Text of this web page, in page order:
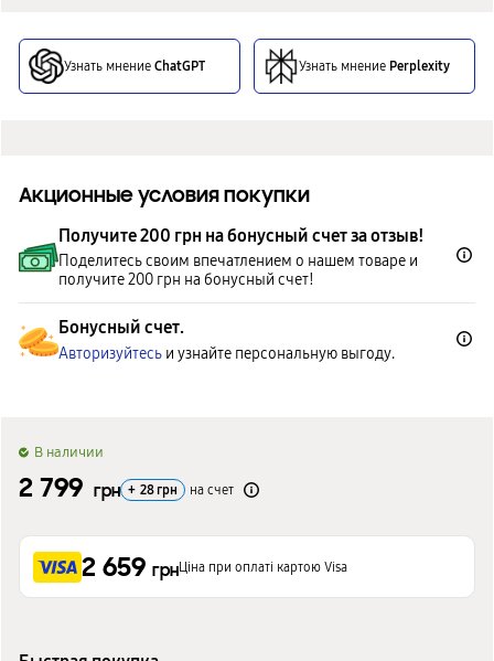
Узнать мнение ChatGPT Узнать мнение Perplexity
Акционные условия покупки
Получите 200 грн на бонусный счет за отзыв!
Поделитесь своим впечатлением о нашем товаре и
получите 200 грн на бонусный счет!
Бонусный счет.
Авторизуйтесь и узнайте персональную выгоду.
B наличии
2 799 грн + 28 грн на счет
2 659 грнЦіна при оплаті картою Visa